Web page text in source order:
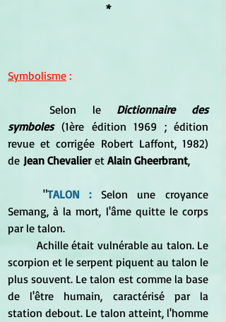
*
Symbolisme :
Selon le Dictionnaire des
symboles (1ère édition 1969 ; édition
revue et corrigée Robert Laffont, 1982)
de Jean Chevalier et Alain Gheerbrant,
	"
TALON : Selon une croyance
Semang, à la mort, l'âme quitte le corps
par le talon.
scorpion et le serpent piquent au talon le
plus souvent. Le talon est comme la base
de l'être humain, caractérisé par la
station debout. Le talon atteint, l'homme